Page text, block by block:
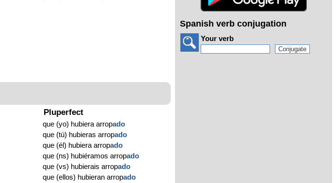
Pluperfect
que (yo) hubiera arropado
que (tú) hubieras arropado
que (él) hubiera arropado
que (ns) hubiéramos arropado
que (vs) hubierais arropado
que (ellos) hubieran arropado
Spanish verb conjugation
Your verb